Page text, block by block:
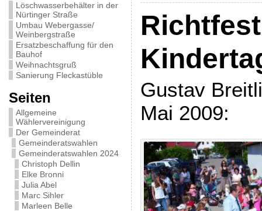
Löschwasserbehälter in der
Nürtinger Straße
Umbau Webergasse/
Weinbergstraße
Ersatzbeschaffung für den
Bauhof
Weihnachtsgruß
Sanierung Fleckastüble
Seiten
Allgemeine
Wählervereinigung
Der Gemeinderat
Gemeinderatswahlen
Gemeinderatswahlen 2024
Christoph Dellin
Elke Bronni
Julia Abel
Marc Sihler
Marleen Belle
Richtfest
Gustav
Mai 2009: